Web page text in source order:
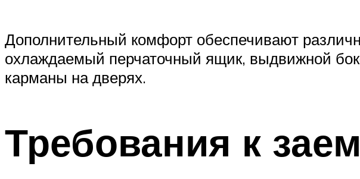
Дополнительный комфорт обеспечивают
охлаждаемый перчаточный ящик, выдвижной
карманы на дверях.
Требования к